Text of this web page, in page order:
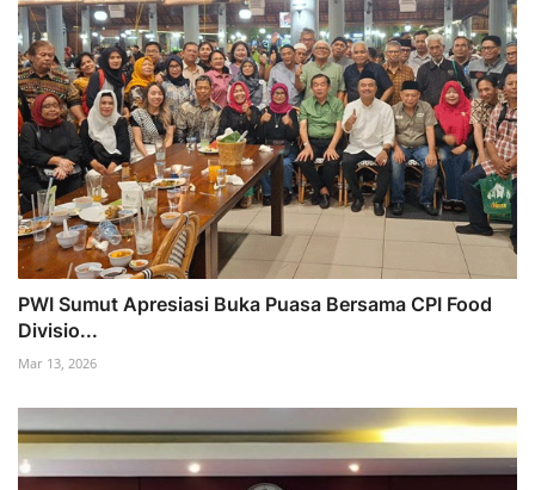
PWI Sumut Apresiasi Buka Puasa Bersama CPI Food
Divisio...
Mar 13, 2026